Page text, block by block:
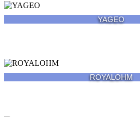
YAGEO
ROYALOHM